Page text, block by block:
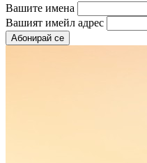
Вашите имена
Вашият имейл адрес
Абонирай се